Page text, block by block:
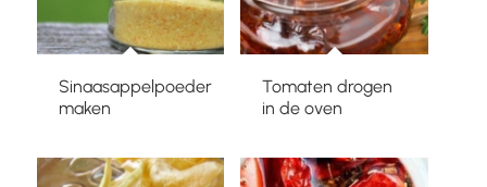
Sinaasappelpoeder
maken
Tomaten drogen
in de oven